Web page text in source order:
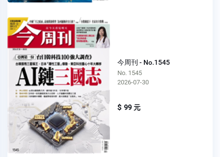
今周刊 - No.1545
No. 1545
2026-07-30
$ 99 元